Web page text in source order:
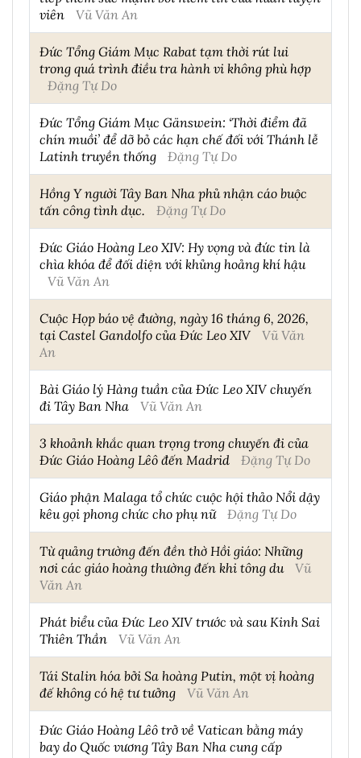
viên
Vũ Văn An
Đức Tổng Giám Mục Rabat tạm thời rút lui
trong quá trình điều tra hành vi không phù hợp
Đặng Tự Do
Đức Tổng Giám Mục Gänswein: ‘Thời điểm đã
chín muồi’ để dỡ bỏ các hạn chế đối với Thánh lễ
Latinh truyền thống
Đặng Tự Do
Hồng Y người Tây Ban Nha phủ nhận cáo buộc
tấn công tình dục.
Đặng Tự Do
Đức Giáo Hoàng Leo XIV: Hy vọng và đức tin là
chìa khóa để đối diện với khủng hoảng khí hậu
Vũ Văn An
Cuộc Họp báo vệ đường, ngày 16 tháng 6, 2026,
tại Castel Gandolfo của Đức Leo XIV
Vũ Văn
An
Bài Giáo lý Hàng tuần của Đức Leo XIV chuyến
đi Tây Ban Nha
Vũ Văn An
3 khoảnh khắc quan trọng trong chuyến đi của
Đức Giáo Hoàng Lêô đến Madrid
Đặng Tự Do
Giáo phận Malaga tổ chức cuộc hội thảo Nổi dậy
kêu gọi phong chức cho phụ nữ
Đặng Tự Do
Từ quảng trường đến đền thờ Hồi giáo: Những
nơi các giáo hoàng thường đến khi tông du
Vũ
Văn An
Phát biểu của Đức Leo XIV trước và sau Kinh Sai
Thiên Thần
Vũ Văn An
Tái Stalin hóa bởi Sa hoàng Putin, một vị hoàng
đế không có hệ tư tưởng
Vũ Văn An
Đức Giáo Hoàng Lêô trở về Vatican bằng máy
bay do Quốc vương Tây Ban Nha cung cấp